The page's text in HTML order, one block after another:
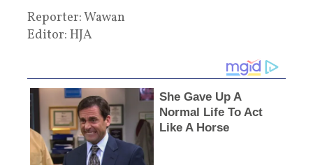
Reporter: Wawan
Editor: HJA